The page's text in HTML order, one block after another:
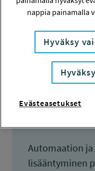
226 758 euroa
TULOKSET
4.6.2021
Automaation
lisääntyminen
nappia painamalla
Hyväksy
Evästeasetukset